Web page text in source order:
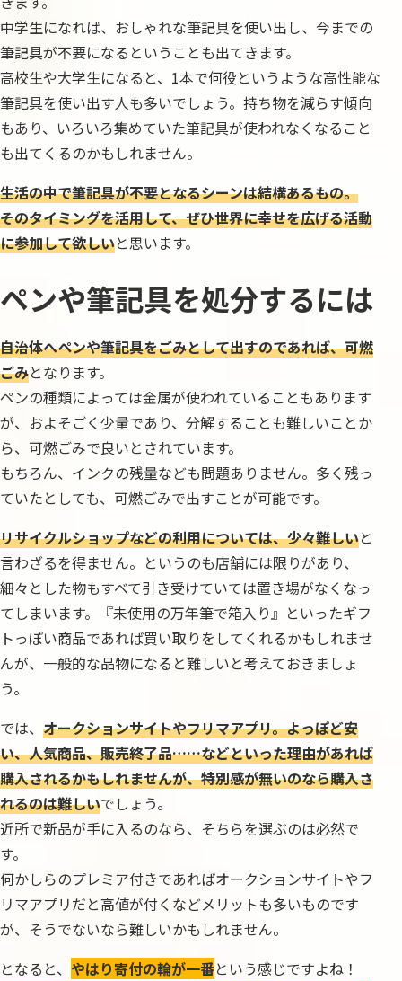
中学生になれば、おしゃれな筆記具を使い出し、今までの
筆記具が不要になるということも出てきます。
高校生や大学生になると、1本で何役というような高性能な
筆記具を使い出す人も多いでしょう。持ち物を減らす傾向
もあり、いろいろ集めていた筆記具が使われなくなること
も出てくるのかもしれません。
生活の中で筆記具が不要となるシーンは結構あるもの。
そのタイミングを活用して、ぜひ世界に幸せを広げる活動
に参加して欲しいと思います。
ペンや筆記具を処分するには
自治体へペンや筆記具をごみとして出すのであれば、可燃
ごみとなります。
ペンの種類によっては金属が使われていることもあります
が、およそごく少量であり、分解することも難しいことか
ら、可燃ごみで良いとされています。
もちろん、インクの残量なども問題ありません。多く残っ
ていたとしても、可燃ごみで出すことが可能です。
リサイクルショップなどの利用については、少々難しいと
言わざるを得ません。というのも店舗には限りがあり、
細々とした物もすべて引き受けていては置き場がなくなっ
てしまいます。『未使用の万年筆で箱入り』といったギフ
トっぽい商品であれば買い取りをしてくれるかもしれませ
んが、一般的な品物になると難しいと考えておきましょ
う。
では、 オークションサイトやフリマアプリ。よっぽど安
い、人気商品、販売終了品……などといった理由があれば
購入されるかもしれませんが、特別感が無いのなら購入さ
れるのは難しいでしょう。
近所で新品が手に入るのなら、そちらを選ぶのは必然で
す。
何かしらのプレミア付きであればオークションサイトやフ
リマアプリだと高値が付くなどメリットも多いものです
が、そうでないなら難しいかもしれません。
となると、 やはり寄付の輪が一番という感じですよね！